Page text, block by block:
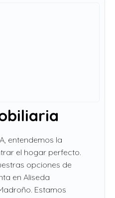
entendemos la
el hogar perfecto.
opciones de
en Aliseda
Estamos